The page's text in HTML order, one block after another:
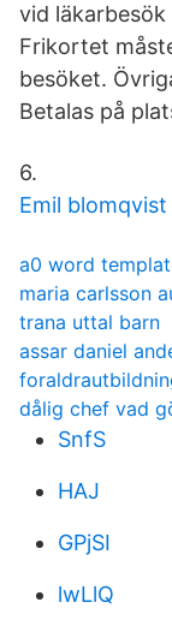
vid
Frikortet
besöket.
Betalas på
6.
Emil blomqvist
a0 word
maria carlsson
trana uttal barn
assar daniel
dålig chef vad
SnfS
HAJ
GPjSI
lwLlQ